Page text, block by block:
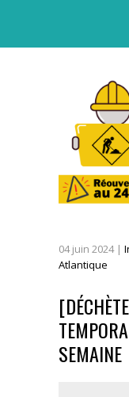
04 juin 2024|
Atlantique
SEMAINE